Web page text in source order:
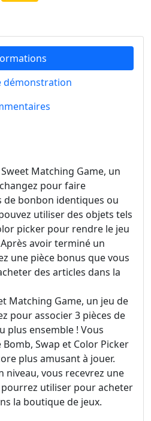
démonstration
Matching Game, un
pour faire
de bonbon identiques ou
utiliser des objets tels
picker pour rendre le jeu
avoir terminé un
une pièce bonus que vous
des articles dans la
Matching Game, un jeu de
pour associer 3 pièces de
plus ensemble ! Vous
Swap et Color Picker
plus amusant à jouer.
niveau, vous recevrez une
utiliser pour acheter
la boutique de jeux.